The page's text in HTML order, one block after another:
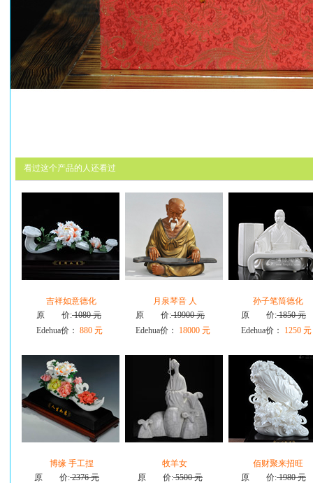
看过这个产品的人还看过
吉祥如意德化
原 价:1080 元
Edehua价： 880 元
月泉琴音 人
原 价:19900 元
Edehua价：
18000 元
孙子笔筒德化
原 价:1850 元
Edehua价：
1250 元
博缘 手工捏
原 价:2376 元
牧羊女
原 价:5500 元
佰财聚来招旺
原 价:1980 元